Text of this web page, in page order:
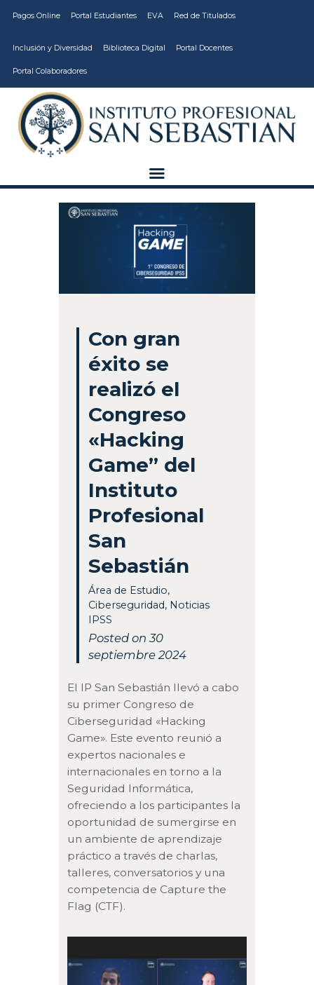
Pagos Online Portal Estudiantes EVA Red de Titulados
Inclusión y Diversidad Biblioteca Digital Portal Docentes
Portal Colaboradores
CARRERAS
VIDA ESTUDIANTIL
INSTITUCIÓN
VCM
EDUCACIÓN
Con gran
éxito se
realizó el
Congreso
«Hacking
Game” del
Instituto
Profesional
San
Sebastián
Área de Estudio,
Ciberseguridad, Noticias
IPSS
Posted on 30
septiembre 2024
El IP San Sebastián llevó a cabo
su primer Congreso de
Ciberseguridad «Hacking
Game». Este evento reunió a
expertos nacionales e
internacionales en torno a la
Seguridad Informática,
ofreciendo a los participantes la
oportunidad de sumergirse en
un ambiente de aprendizaje
práctico a través de charlas,
talleres, conversatorios y una
competencia de Capture the
Flag (CTF).